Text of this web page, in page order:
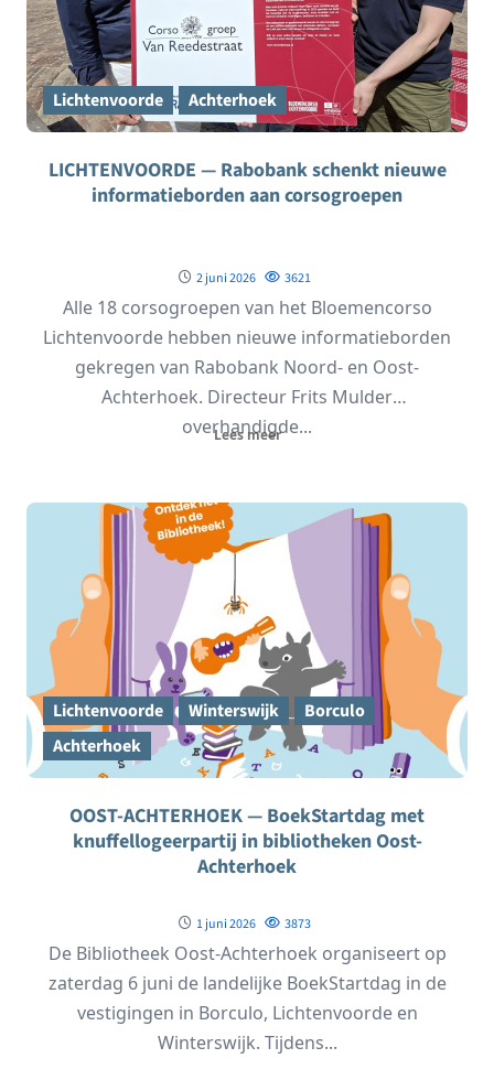
Lichtenvoorde Achterhoek
LICHTENVOORDE — Rabobank schenkt nieuwe
informatieborden aan corsogroepen
2 juni 2026 3621
Alle 18 corsogroepen van het Bloemencorso
Lichtenvoorde hebben nieuwe informatieborden
gekregen van Rabobank Noord- en Oost-
Achterhoek. Directeur Frits Mulder
overhandigde...
Lees meer
Lichtenvoorde Winterswijk
Borculo
Achterhoek
OOST-ACHTERHOEK — BoekStartdag met
knuffellogeerpartij in bibliotheken Oost-
Achterhoek
1 juni 2026 3873
De Bibliotheek Oost-Achterhoek organiseert op
zaterdag 6 juni de landelijke BoekStartdag in de
vestigingen in Borculo, Lichtenvoorde en
Winterswijk. Tijdens...